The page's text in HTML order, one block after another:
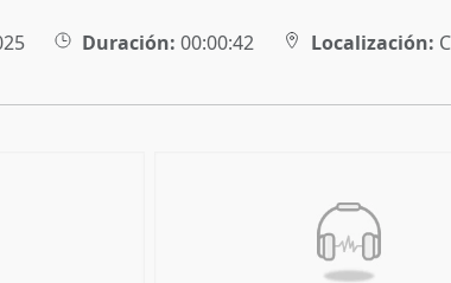
Duración: 00:00:42 Localización: